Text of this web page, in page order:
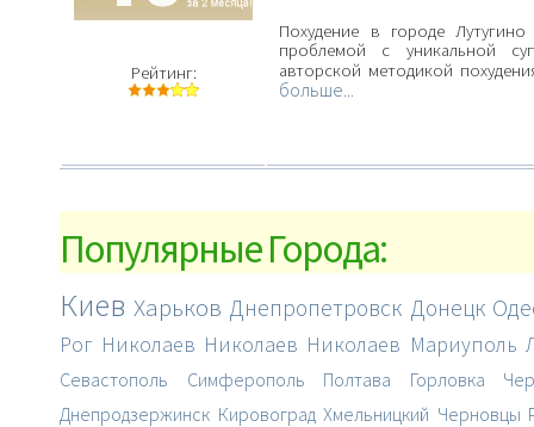
Рейтинг:
Похудение в городе
проблемой с уникальной
авторской методикой
больше...
Популярные Города:
Киев Харьков Днепропетровск Донецк
Рог Николаев Николаев Николаев Мариуполь
Севастополь Симферополь Полтава Горловка
Днепродзержинск Кировоград Хмельницкий Черновцы